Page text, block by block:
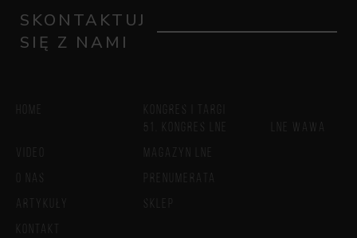
SKONTAKTUJ
SIĘ Z NAMI
KONGRES I TARGI
51. KONGRES LNE
LNE WAWA
VIDEO
MAGAZYN LNE
O NAS
PRENUMERATA
ARTYKUŁY
SKLEP